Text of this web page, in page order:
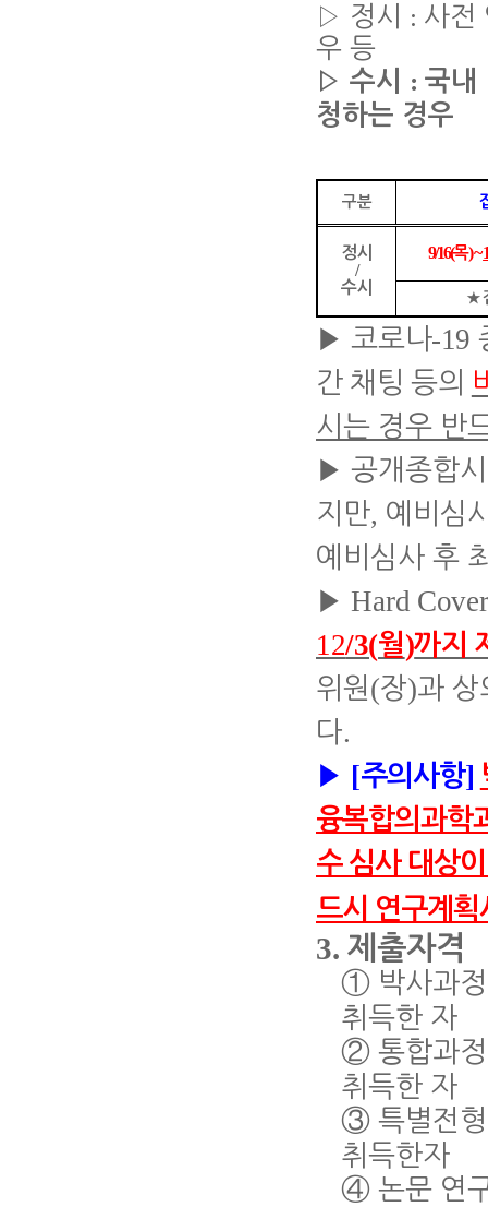
▷ 정시 : 사전
우 등
▷ 수시 : 국내
청하는 경우
구분
정시
/
수시
9/16(목) ~
★
▶ 코로나-19
간 채팅 등의
시는 경우 반
▶ 공개종합
지만, 예비심
예비심사 후
▶ Hard Cover
12/3(월)까지
위원(장)과 상
다.
▶ [주의사항]
융복합의과학
수 심사 대상
드시 연구계
3. 제출자격
① 박사과
취득한 자
②통합과
취득한 자
③특별전
취득한자
④논문 연